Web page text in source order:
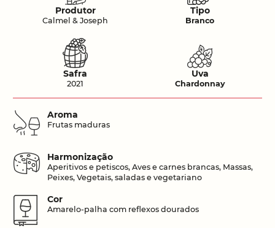
Produtor
Calmel & Joseph
Tipo
Branco
Safra
2021
Uva
Chardonnay
Aroma
Frutas maduras
Harmonização
Aperitivos e petiscos, Aves e carnes brancas, Massas,
Peixes, Vegetais, saladas e vegetariano
Cor
Amarelo-palha com reflexos dourados